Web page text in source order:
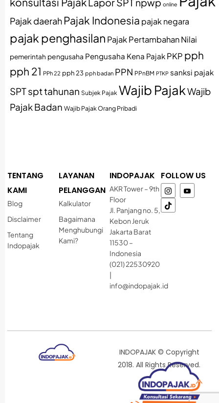
npwp online
Pajak daerahPajak Indonesia pajak negara
pajak penghasilan Pajak Pertambahan Nilai
pemerintah pengusaha Pengusaha Kena Pajak PKP pph
pph 21 PPh 22 pph 23 pph badan PPN PPnBM PTKP sanksi pajak
SPTspt tahunan Subjek Pajak Wajib PajakWajib
Pajak Badan Wajib Pajak Orang Pribadi
TENTANG
KAMI
Blog
Disclaimer
Tentang
Indopajak
LAYANAN
PELANGGAN
Kalkulator
Bagaimana
Menghubungi
Kami?
INDOPAJAK
AKR Tower – 9th
Floor
Jl. Panjang no. 5,
Kebon Jeruk
Jakarta Barat
11530 –
Indonesia
(021) 22530920
|
info@indopajak.id
FOLLOW US
INDOPAJAK © Copyright
2018. All Rights Reserved.